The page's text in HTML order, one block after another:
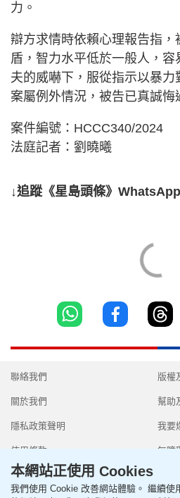
力。
辯方求情時依賴心理報告指，
盾，智力水平低於一般人，
夫的威嚇下，服從指示以暴
案屬例外情況，被告已真誠悔
案件編號：HCCC340/2024
法庭記者：劉曉曦
↓追蹤《星島頭條》
聯絡我們
關於我們
隱私政策聲明
使用條款
版權
幫助
我要
無障
本網站正使用 Cookies
我們使用 Cookie 改善網站體驗。 繼續使